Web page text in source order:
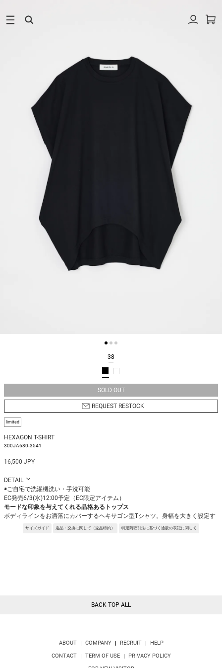
38
SOLD OUT
REQUEST RESTOCK
limited
HEXAGON T-SHIRT
300JA680-3541
16,500 JPY
DETAIL
◉ご自宅で洗濯機洗い・手洗可能
EC発売6/3(水)12:00予定（EC限定アイテム）
モードな印象を与えてくれる品格あるトップス
ボディラインをお洒落にカバーするヘキサゴン型Tシャツ。身幅を大きく設定す
ることで風通しがよく涼やかに着用でき、ドレープ感を出すことでボディライン
サイズガイド 返品・交換に関して（返品特約） 特定商取引法に基づく通販の表記に関して
BACK TOP ALL
ABOUT COMPANY RECRUIT
HELP
CONTACT
TERM OF USE
PRIVACY POLICY